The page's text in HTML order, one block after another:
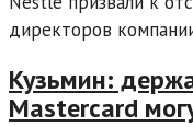
директоров
Кузьмин:
Mastercard